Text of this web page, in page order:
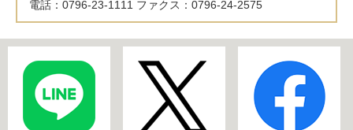
電話：0796-23-1111 ファクス：0796-24-2575